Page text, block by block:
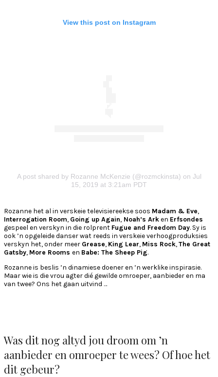
View this post on Instagram
A post shared by Rozanne McKenzie (@rozmckinsta) on Jul
15, 2019 at 3:21am PDT
Rozanne het al in verskeie televisiereekse soos Madam & Eve,
Interrogation Room, Going up Again, Noah’s Arken Erfsondes
gespeel en verskyn in die rolprent Fugue and Freedom Day. Sy is
ook ’n opgeleide danser wat reeds in verskeie verhoogproduksies
verskyn het, onder meer Grease, King Lear, Miss Rock,The Great
Gatsby, More Rooms en Babe: The Sheep Pig.
Rozanne is beslis ’n dinamiese doener en ’n werklike inspirasie.
Maar wie is die vrou agter dié gewilde omroeper, aanbieder en ma
van twee? Ons het gaan uitvind …
Was dit nog altyd jou droom om ’n
aanbieder en omroeper te wees? Of hoe het
dit gebeur?